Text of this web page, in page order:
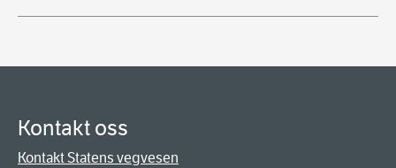
Kontakt oss
Kontakt Statens vegvesen